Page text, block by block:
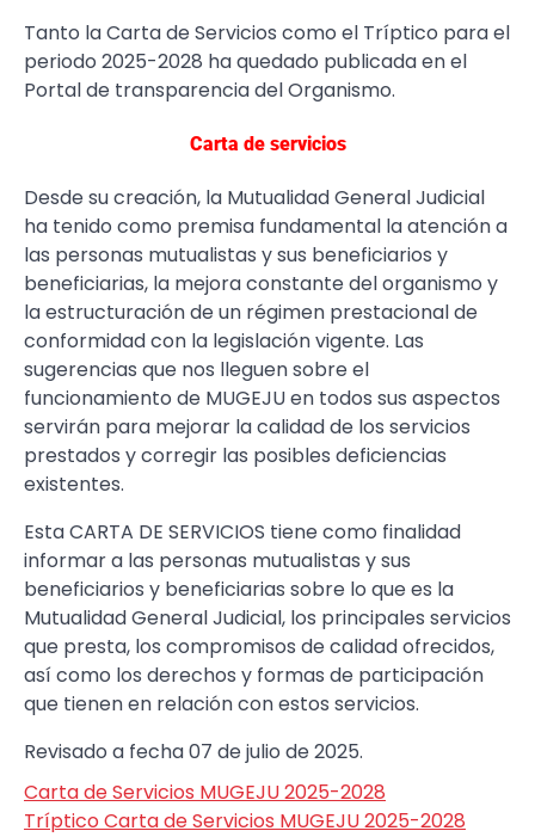
Tanto la Carta de Servicios como el Tríptico para el
periodo 2025-2028 ha quedado publicada en el
Portal de transparencia del Organismo.
Carta de servicios
Desde su creación, la Mutualidad General Judicial
ha tenido como premisa fundamental la atención a
las personas mutualistas y sus beneficiarios y
beneficiarias, la mejora constante del organismo y
la estructuración de un régimen prestacional de
conformidad con la legislación vigente. Las
sugerencias que nos lleguen sobre el
funcionamiento de MUGEJU en todos sus aspectos
servirán para mejorar la calidad de los servicios
prestados y corregir las posibles deficiencias
existentes.
Esta CARTA DE SERVICIOS tiene como finalidad
informar a las personas mutualistas y sus
beneficiarios y beneficiarias sobre lo que es la
Mutualidad General Judicial, los principales servicios
que presta, los compromisos de calidad ofrecidos,
así como los derechos y formas de participación
que tienen en relación con estos servicios.
Revisado a fecha 07 de julio de 2025.
Carta de Servicios MUGEJU 2025-2028
Tríptico Carta de Servicios MUGEJU 2025-2028